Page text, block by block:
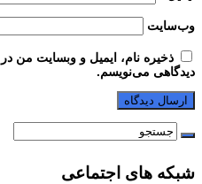
وب‌سایت
ذخیره نام، ایمیل و وبسایت من
دیدگاهی می‌نویسم.
شبکه های اجتماعی